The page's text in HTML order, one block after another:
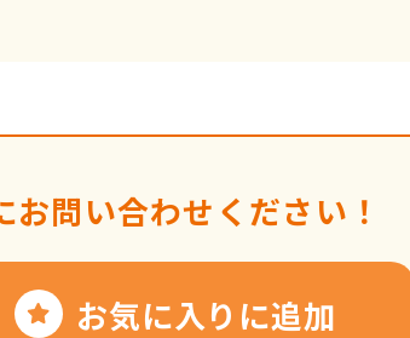
お問い合わせください！
お気に入りに追加